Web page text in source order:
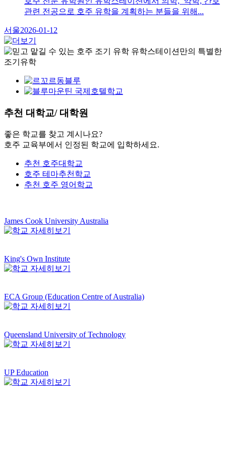
관련 전공으로 호주 유학을 계획하는 분들을 위해...
서울2026-01-12
추천 대학교/ 대학원
좋은 학교를 찾고 계시나요?
호주 교육부에서 인정된 학교에 입학하세요.
추천 호주대학교
호주 테마추천학교
추천 호주 영어학교
James Cook University Australia
King's Own Institute
ECA Group (Education Centre of Australia)
Queensland University of Technology
UP Education